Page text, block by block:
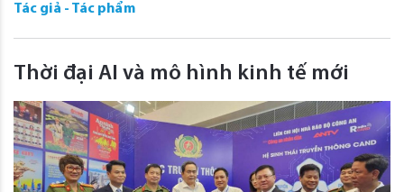
Tác giả - Tác phẩm
Thời đại AI và mô hình kinh tế mới